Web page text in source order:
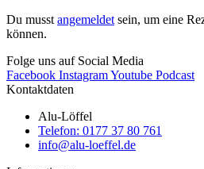
Du musst angemeldet sein, um eine
können.
Folge uns auf Social Media
Facebook InstagramYoutube Podcast
Kontaktdaten
Alu-Löffel
Telefon: 0177 37 80 761
info@alu-loeffel.de